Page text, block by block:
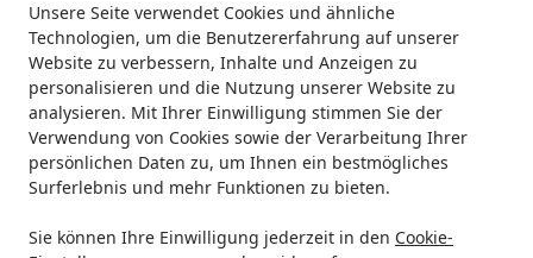
Unsere Seite verwendet Cookies und ähnliche
Technologien, um die Benutzererfahrung auf unserer
Website zu verbessern, Inhalte und Anzeigen zu
personalisieren und die Nutzung unserer Website zu
analysieren. Mit Ihrer Einwilligung stimmen Sie der
Verwendung von Cookies sowie der Verarbeitung Ihrer
persönlichen Daten zu, um Ihnen ein bestmögliches
Surferlebnis und mehr Funktionen zu bieten.
Sie können Ihre Einwilligung jederzeit in den Cookie-
Startseite
Oberbekleidung Arbeitspullover Jobman Sweatshirt
Jobman Sweatshirt 5402 1099 4xl